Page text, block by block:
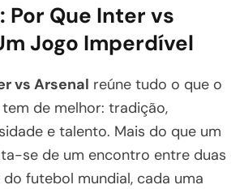
Por Que Inter vs
Jogo Imperdível
vs Arsenal reúne tudo o que o
de melhor: tradição,
e talento. Mais do que um
se de um encontro entre duas
futebol mundial, cada uma